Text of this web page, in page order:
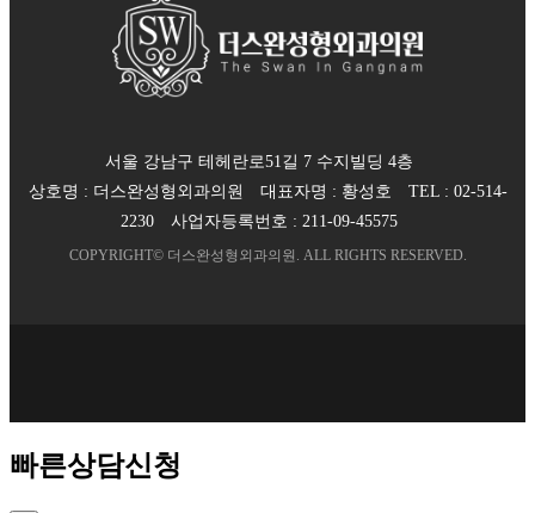
서울 강남구 테헤란로51길 7 수지빌딩 4층
상호명 : 더스완성형외과의원 대표자명 : 황성호 TEL : 02-514-
2230
사업자등록번호 : 211-09-45575
COPYRIGHT© 더스완성형외과의원 . ALL RIGHTS RESERVED.
빠른상담신청